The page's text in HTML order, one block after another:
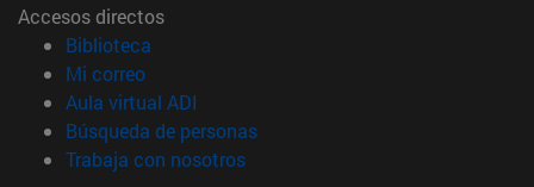
Accesos directos
Biblioteca
Mi correo(abre en nueva ventana)
Aula virtual ADI
Búsqueda de personas(abre en nueva ventana)
Trabaja con nosotros(abre en nueva ventana)